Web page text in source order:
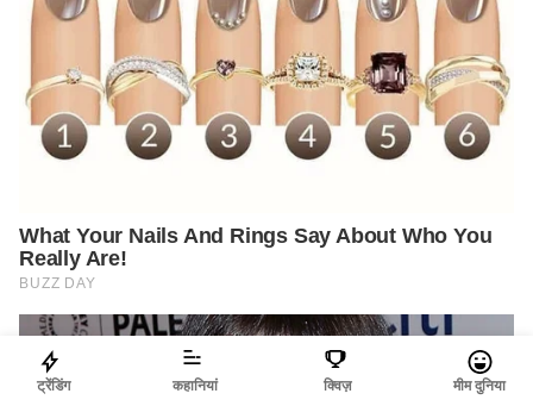
ट्रेंडिंग कहानियां क्विज़ मीम दुनिया